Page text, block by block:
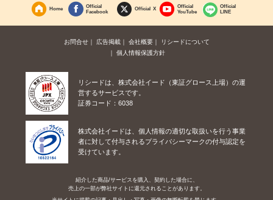
Home
Official
Facebook
Official X
Official
YouTube
Official
LINE
お問合せ 広告掲載 会社概要
リシードについて
個人情報保護方針
リシードは、株式会社イード（東証グロース上場）の運
営するサービスです。
証券コード：6038
株式会社イードは、個人情報の適切な取扱いを行う事業
者に対して付与されるプライバシーマークの付与認定を
受けています。
紹介した商品/サービスを購入、契約した場合に、
売上の一部が弊社サイトに還元されることがあります。